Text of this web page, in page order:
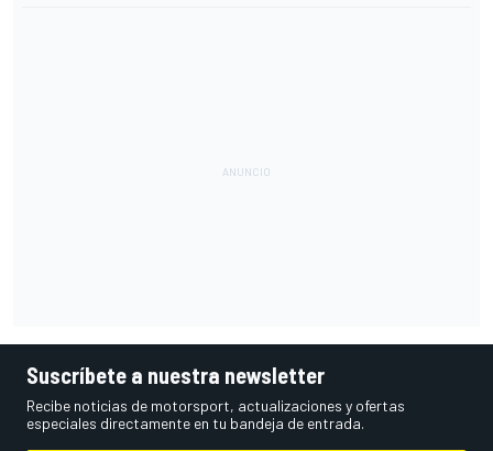
Suscríbete a nuestra newsletter
Recibe noticias de motorsport, actualizaciones y ofertas
especiales directamente en tu bandeja de entrada.